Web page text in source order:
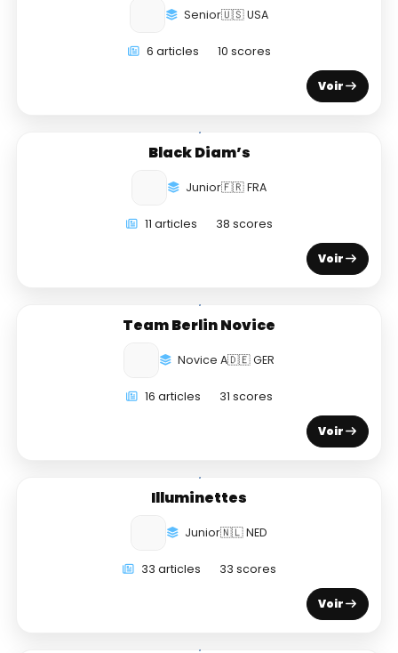
Senior🇺🇸 USA
6 articles 10 scores
Voir
Black Diam’s
Junior🇫🇷 FRA
11 articles 38 scores
Voir
Team Berlin Novice
Novice A🇩🇪 GER
16 articles 31 scores
Voir
Illuminettes
Junior🇳🇱 NED
33 articles 33 scores
Voir